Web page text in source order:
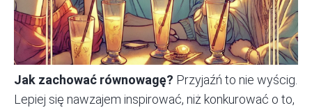
Jak zachować równowagę? Przyjaźń to nie wyścig.
Lepiej się nawzajem inspirować, niż konkurować o to,